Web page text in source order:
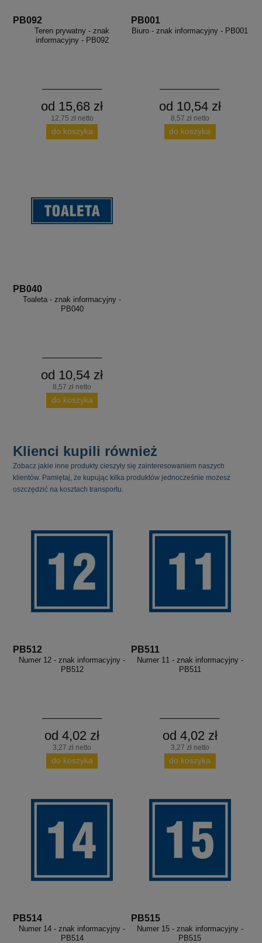
PB092
Teren prywatny - znak
informacyjny - PB092
od 15,68 zł
12,75 zł netto
do koszyka
PB001
Biuro - znak informacyjny - PB001
od 10,54 zł
8,57 zł netto
do koszyka
PB040
Toaleta - znak informacyjny -
PB040
od 10,54 zł
8,57 zł netto
do koszyka
Klienci kupili również
Zobacz jakie inne produkty cieszyły się zainteresowaniem naszych
klientów. Pamiętaj, że kupując kilka produktów jednocześnie możesz
oszczędzić na kosztach transportu.
PB512
Numer 12 - znak informacyjny -
PB512
od 4,02 zł
3,27 zł netto
do koszyka
PB511
Numer 11 - znak informacyjny -
PB511
od 4,02 zł
3,27 zł netto
do koszyka
PB514
Numer 14 - znak informacyjny -
PB514
PB515
Numer 15 - znak informacyjny -
PB515